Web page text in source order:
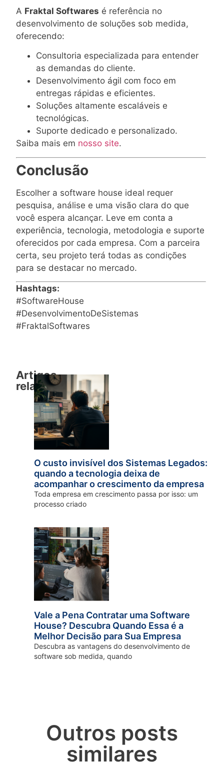
A Fraktal Softwares é referência no
desenvolvimento de soluções sob medida,
oferecendo:
Consultoria especializada para entender
as demandas do cliente.
Desenvolvimento ágil com foco em
entregas rápidas e eficientes.
Soluções altamente escaláveis e
tecnológicas.
Suporte dedicado e personalizado.
Saiba mais em nosso site.
Conclusão
Escolher a software house ideal requer
pesquisa, análise e uma visão clara do que
você espera alcançar. Leve em conta a
experiência, tecnologia, metodologia e suporte
oferecidos por cada empresa. Com a parceira
certa, seu projeto terá todas as condições
para se destacar no mercado.
Hashtags:
#SoftwareHouse
#DesenvolvimentoDeSistemas
#FraktalSoftwares
Artigos
relacionados
O custo invisível dos Sistemas Legados:
quando a tecnologia deixa de
acompanhar o crescimento da empresa
Toda empresa em crescimento passa por isso: um
processo criado
Vale a Pena Contratar uma Software
House? Descubra Quando Essa é a
Melhor Decisão para Sua Empresa
Descubra as vantagens do desenvolvimento de
software sob medida, quando
Outros posts
similares